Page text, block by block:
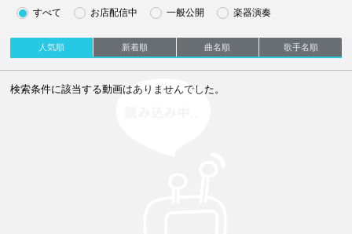
すべて お店配信中 一般公開 楽器演奏
人気順 新着順 曲名順 歌手名順
検索条件に該当する動画はありませんでした。